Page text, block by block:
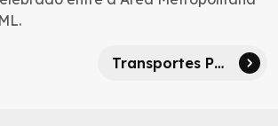
Transportes Públicos gratuitos para residentes com mais de 65 anos em Lisboa